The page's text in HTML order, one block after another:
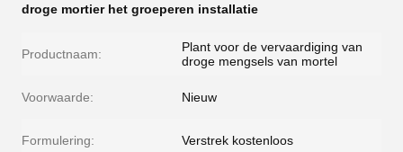
droge mortier het groeperen installatie
Productnaam:
Plant voor de vervaardiging van
droge mengsels van mortel
Voorwaarde: Nieuw
Formulering: Verstrek kostenloos